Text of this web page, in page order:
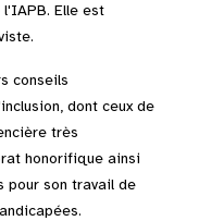
Elle est
conseils
dont ceux de
très
honorifique ainsi
pour son travail de